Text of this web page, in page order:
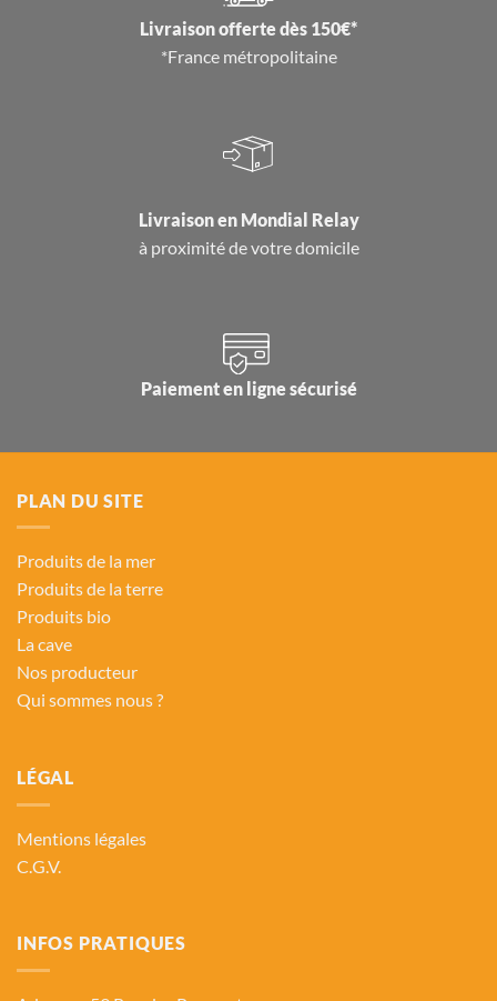
Livraison offerte dès 150€*
*France métropolitaine
Livraison en Mondial Relay
à proximité de votre domicile
Paiement en ligne sécurisé
PLAN DU SITE
Produits de la mer
Produits de la terre
Produits bio
La cave
Nos producteur
Qui sommes nous ?
LÉGAL
Mentions légales
C.G.V.
INFOS PRATIQUES